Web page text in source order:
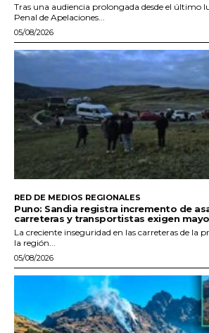
Tras una audiencia prolongada desde el último
Penal de Apelaciones...
05/08/2026
RED DE MEDIOS REGIONALES
Puno: Sandia registra incremento de
carreteras y transportistas exigen
La creciente inseguridad en las carreteras de la
la región...
05/08/2026